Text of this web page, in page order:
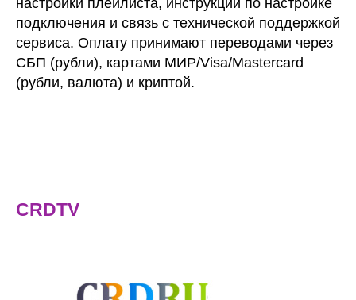
подключения и связь с технической поддержкой
сервиса. Оплату принимают переводами через
СБП (рубли), картами МИР/Visa/Mastercard
(рубли, валюта) и криптой.
CRDTV